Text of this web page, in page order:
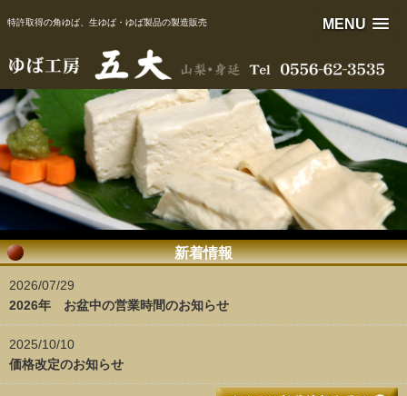
MENU
新着情報
2026/07/29
2026年 お盆中の営業時間のお知らせ
2025/10/10
価格改定のお知らせ